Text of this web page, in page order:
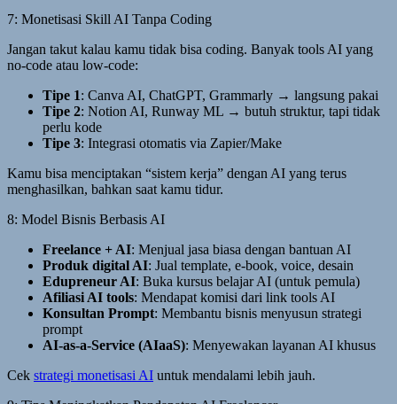
7: Monetisasi Skill AI Tanpa Coding
Jangan takut kalau kamu tidak bisa coding. Banyak tools AI yang
no-code atau low-code:
Tipe 1: Canva AI, ChatGPT, Grammarly → langsung pakai
Tipe 2: Notion AI, Runway ML → butuh struktur, tapi tidak
perlu kode
Tipe 3: Integrasi otomatis via Zapier/Make
Kamu bisa menciptakan “sistem kerja” dengan AI yang terus
menghasilkan, bahkan saat kamu tidur.
8: Model Bisnis Berbasis AI
Freelance + AI: Menjual jasa biasa dengan bantuan AI
Produk digital AI: Jual template, e-book, voice, desain
Edupreneur AI: Buka kursus belajar AI (untuk pemula)
Afiliasi AI tools: Mendapat komisi dari link tools AI
Konsultan Prompt: Membantu bisnis menyusun strategi
prompt
AI-as-a-Service (AIaaS): Menyewakan layanan AI khusus
Cek strategi monetisasi AI untuk mendalami lebih jauh.